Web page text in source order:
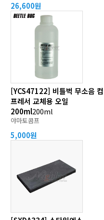
26,600원
[YCS47122] 비틀벅 무소음 컴
프레서 교체용 오일
200ml200ml
야마토콤프
5,000원